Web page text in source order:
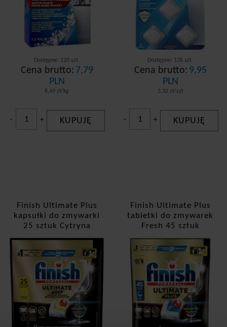
Dostępne: 120 szt.
Cena brutto: 7,79
PLN
6,49 zł/kg
- + KUPUJĘ
Dostępne: 136 szt.
Cena brutto: 9,95
PLN
3,32 zł/szt
- + KUPUJĘ
Finish Ultimate Plus
kapsułki do zmywarki
25 sztuk Cytryna
Finish Ultimate Plus
tabletki do zmywarek
Fresh 45 sztuk